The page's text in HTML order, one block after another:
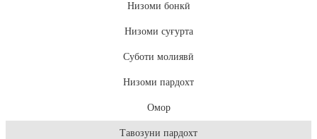
Низоми бонкӣ
Низоми суғурта
Суботи молиявӣ
Низоми пардохт
Омор
Тавозуни пардохт